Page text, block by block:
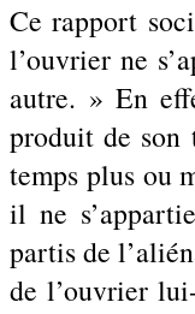
Ce rapport
l’ouvrier ne
autre. » En
produit de son
temps plus ou
il ne
partis de
de l’ouvrier